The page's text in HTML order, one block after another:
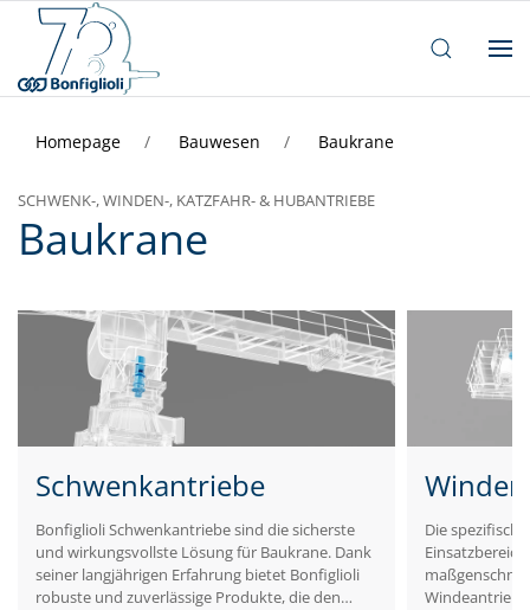
Homepage Bauwesen Baukrane
SCHWENK-, WINDEN-, KATZFAHR- & HUBANTRIEBE
Baukrane
Schwenkantriebe
Bonfiglioli Schwenkantriebe sind die sicherste
und wirkungsvollste Lösung für Baukrane. Dank
seiner langjährigen Erfahrung bietet Bonfiglioli
robuste und zuverlässige Produkte, die den
Die